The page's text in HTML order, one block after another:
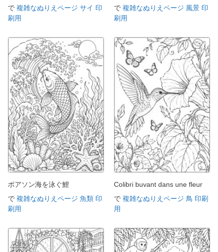
で 複雑なぬりえページ サイ 印
刷用
で 複雑なぬりえページ 風景 印
刷用
ポアソン海を泳ぐ鯉
で 複雑なぬりえページ 魚類 印
刷用
Colibri buvant dans une fleur
で 複雑なぬりえページ 鳥 印刷
用